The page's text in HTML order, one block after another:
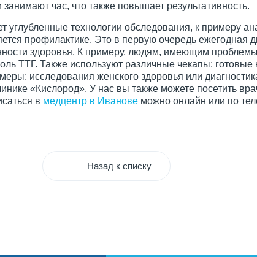
час, что также повышает результативность.
углубленные технологии обследования, к примеру
профилактике. Это в первую очередь ежегодная
здоровья. К примеру, людям, имеющим
ТТГ. Также используют различные чекапы:
исследования женского здоровья или
«Кислород». У нас вы также можете посетить
в медцентр в Иванове можно онлайн или по
Назад к списку